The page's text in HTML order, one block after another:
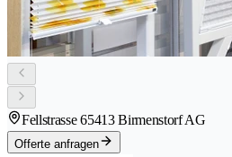
Fellstrasse 65413 Birmenstorf AG
Offerte anfragen